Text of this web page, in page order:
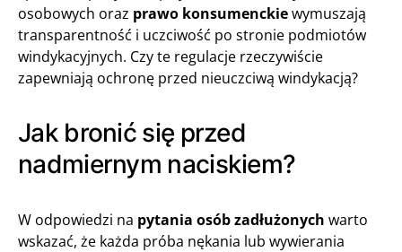
osobowych oraz prawo konsumenckiewymuszają
transparentność i uczciwość po stronie podmiotów
windykacyjnych. Czy te regulacje rzeczywiście
zapewniają ochronę przed nieuczciwą windykacją?
Jak bronić się przed
nadmiernym naciskiem?
W odpowiedzi na pytania osób zadłużonych warto
wskazać, że każda próba nękania lub wywierania